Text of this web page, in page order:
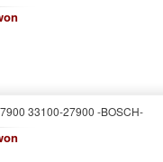
33100-27900 -BOSCH-